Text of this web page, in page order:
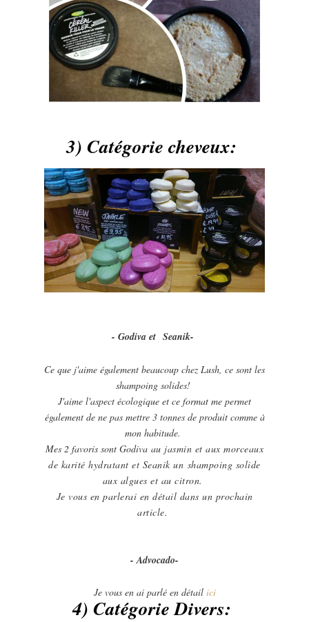
3) Catégorie cheveux:
- Godiva et Seanik-
Ce que j'aime également beaucoup chez Lush, ce sont les
shampoing solides!
J'aime l'aspect écologique et ce format me permet
également de ne pas mettre 3 tonnes de produit comme à
mon habitude.
Mes 2 favoris sont Godiva au jasmin et aux morceaux
de karité hydratant et Seanik un shampoing solide
aux algues et au citron.
Je vous en parlerai en détail dans un prochain
article.
- Advocado-
Je vous en ai parlé en détail ici
4) Catégorie Divers: